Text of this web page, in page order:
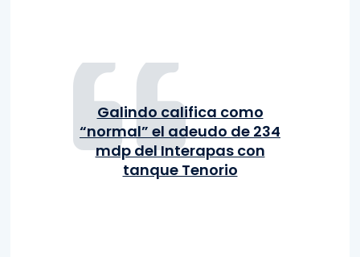
Galindo califica como
“normal” el adeudo de 234
mdp del Interapas con
tanque Tenorio